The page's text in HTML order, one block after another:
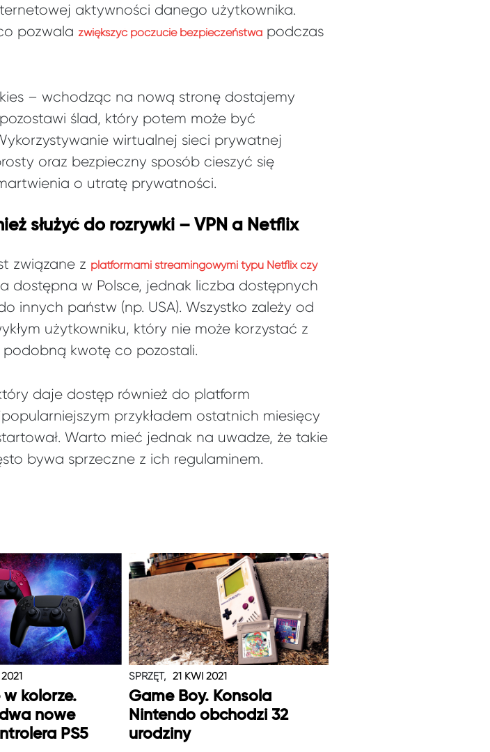
aktywności danego użytkownika.
pozwala zwiększyć poczucie bezpieczeństwa podczas
– wchodząc na nową stronę dostajemy
ślad, który potem może być
wirtualnej sieci prywatnej
oraz bezpieczny sposób cieszyć się
o utratę prywatności.
służyć do rozrywki – VPN a Netflix
związane z platformami streamingowymi typu Netflix czy
dostępna w Polsce, jednak liczba dostępnych
innych państw (np. USA). Wszystko zależy od
użytkowniku, który nie może korzystać z
podobną kwotę co pozostali.
daje dostęp również do platform
przykładem ostatnich miesięcy
Warto mieć jednak na uwadze, że takie
bywa sprzeczne z ich regulaminem.
w kolorze.
nowe
PS5
SPRZĘT, 21 KWI 2021
Game Boy. Konsola
Nintendo obchodzi 32
urodziny